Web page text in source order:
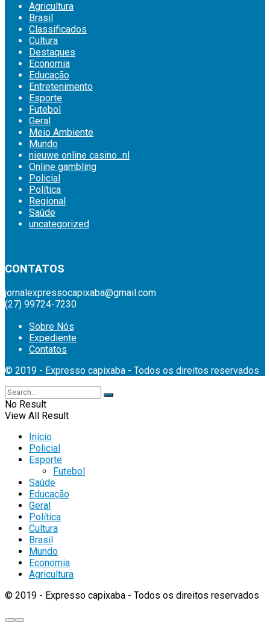
Agricultura
Brasil
Classificados
Cultura
Destaques
Economia
Educação
Entretenimento
Esporte
Futebol
Geral
Meio Ambiente
Mundo
nieuwe online casino_nl
Online gambling
Policial
Política
Regional
Saúde
uncategorized
CONTATOS
jornalexpressocapixaba@gmail.com
(27) 99724-7230
Sobre Nós
Expediente
Contatos
© 2019 - Expresso capixaba - Todos os direitos reservados
No Result
View All Result
Início
Policial
Esporte
Futebol
Saúde
Educação
Geral
Política
Cultura
Brasil
Mundo
Economia
Agricultura
© 2019 - Expresso capixaba - Todos os direitos reservados